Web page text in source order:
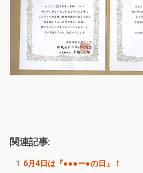
関連記事:
6月4日は『●●●ー●の日』！